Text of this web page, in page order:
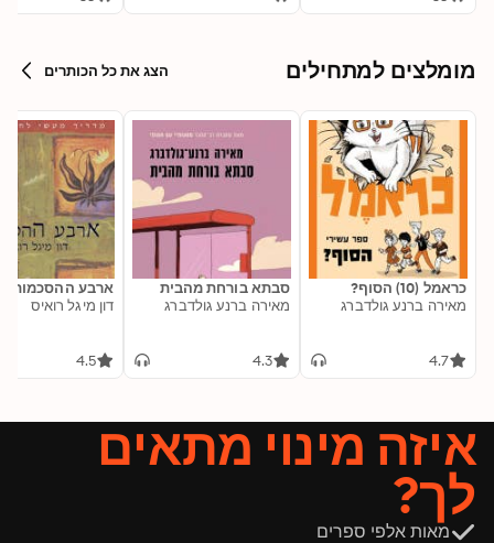
מומלצים למתחילים הצג את כל הכותרים
כראמל (10) הסוף?
מאירה ברנע גולדברג
4.7
סבתא בורחת מהבית
מאירה ברנע גולדברג
4.3
ארבע ההסכמות
דון מיגל רואיס
4.5
איזה מינוי מתאים
לך?
מאות אלפי ספרים